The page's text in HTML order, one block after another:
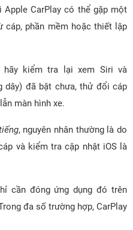
CarPlay có thể gặp một
cáp, phần mềm hoặc thiết lập
hãy kiểm tra lại xem Siri và
dây) đã bật chưa, thử đổi cáp
màn hình xe.
, nguyên nhân thường là do
và kiểm tra cập nhật iOS là
cần đóng ứng dụng đó trên
đa số trường hợp, CarPlay